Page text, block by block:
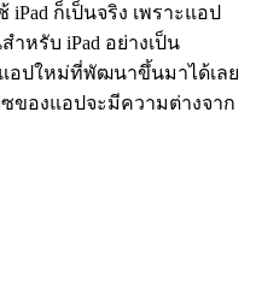
ก็เป็นจริง เพราะแอป
ำหรับ iPad อย่างเป็น
อปใหม่ที่พัฒนาขึ้นมาได้เลย
ของแอปจะมีความต่างจาก